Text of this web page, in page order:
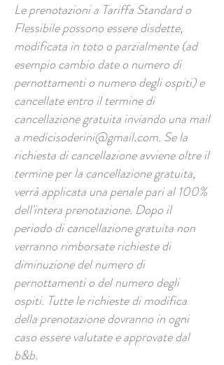
Le prenotazioni a Tariffa Standard o
Flessibile possono essere disdette,
modificata in toto o parzialmente (ad
esempio cambio date o numero di
pernottamenti o numero degli ospiti) e
cancellate entro il termine di
cancellazione gratuita inviando una mail
amedicisoderini@gmail.com. Se la
richiesta di cancellazione avviene oltre il
termine per la cancellazione gratuita,
verrà applicata una penale pari al 100%
dell'intera prenotazione. Dopo il
periodo di cancellazione gratuita non
verranno rimborsate richieste di
diminuzione del numero di
pernottamenti o del numero degli
ospiti. Tutte le richieste di modifica
della prenotazione dovranno in ogni
caso essere valutate e approvate dal
b&b.